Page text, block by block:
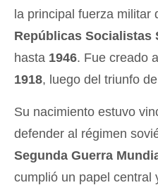
la principal fuerza militar
Repúblicas Socialistas
hasta 1946. Fue creado
1918, luego del triunfo
Su nacimiento estuvo
defender al régimen
Segunda Guerra
cumplió un papel central